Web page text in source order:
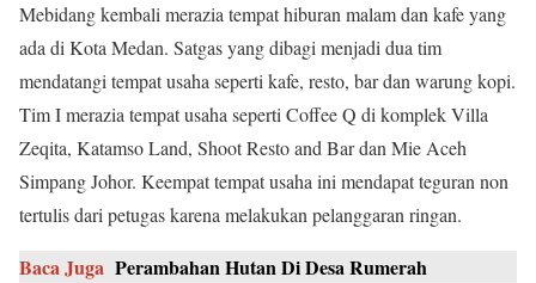
Mebidang kembali merazia tempat hiburan malam dan kafe yang
ada di Kota Medan. Satgas yang dibagi menjadi dua tim
mendatangi tempat usaha seperti kafe, resto, bar dan warung kopi.
Tim I merazia tempat usaha seperti Coffee Q di komplek Villa
Zeqita, Katamso Land, Shoot Resto and Bar dan Mie Aceh
Simpang Johor. Keempat tempat usaha ini mendapat teguran non
tertulis dari petugas karena melakukan pelanggaran ringan.
Baca Juga Perambahan Hutan Di Desa Rumerah